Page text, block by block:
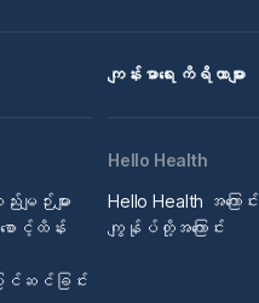
ကျန်းမာရေး ကိရိယာများ
ဉ်းများ
ာင့်ထိန်း
င်ဆင်ခြင်း
Hello Health
Hello Health အကြောင်း
ကျွန်ုပ်တို့အကြောင်း